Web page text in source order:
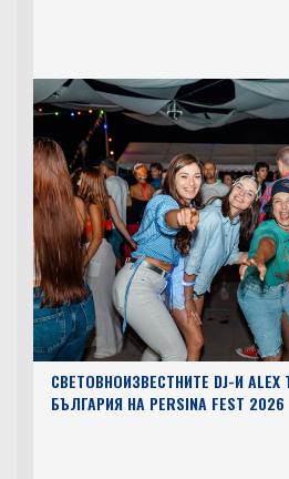
СВЕТОВНОИЗВЕСТНИТЕ DJ-И ALEX
БЪЛГАРИЯ НА PERSINA FEST 2026